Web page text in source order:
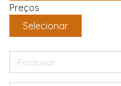
Preços
Selecionar